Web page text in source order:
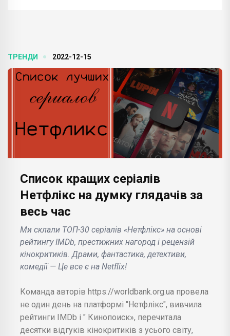
ТРЕНДИ 2022-12-15
Список кращих серіалів
Нетфлікс на думку глядачів за
весь час
Ми склали ТОП-30 серіалів «Нетфлікс» на основі
рейтингу IMDb, престижних нагород і рецензій
кінокритиків. Драми, фантастика, детективи,
комедії — Це все є на Netflix!
Команда авторів https://worldbank.org.ua провела
не один день на платформі "Нетфлікс", вивчила
рейтинги IMDb і " Кинопоиск», перечитала
десятки відгуків кінокритиків з усього світу,